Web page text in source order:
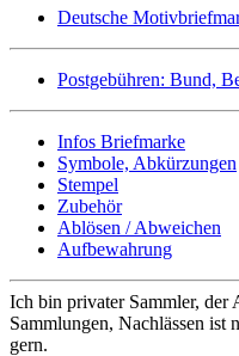
Deutsche
Postgebühren: Bund,
Infos Briefmarke
Symbole, Abkürzungen
Stempel
Zubehör
Ablösen / Abweichen
Aufbewahrung
Ich bin privater Sammler,
Sammlungen, Nachlässen
gern.